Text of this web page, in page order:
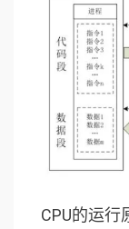
CPU的运行